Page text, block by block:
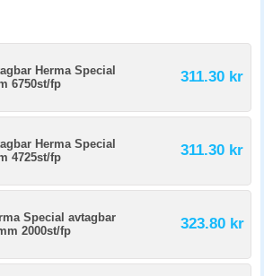
Herma Special
6750st/fp
311.30 kr
Herma Special
4725st/fp
311.30 kr
Special avtagbar
2000st/fp
323.80 kr